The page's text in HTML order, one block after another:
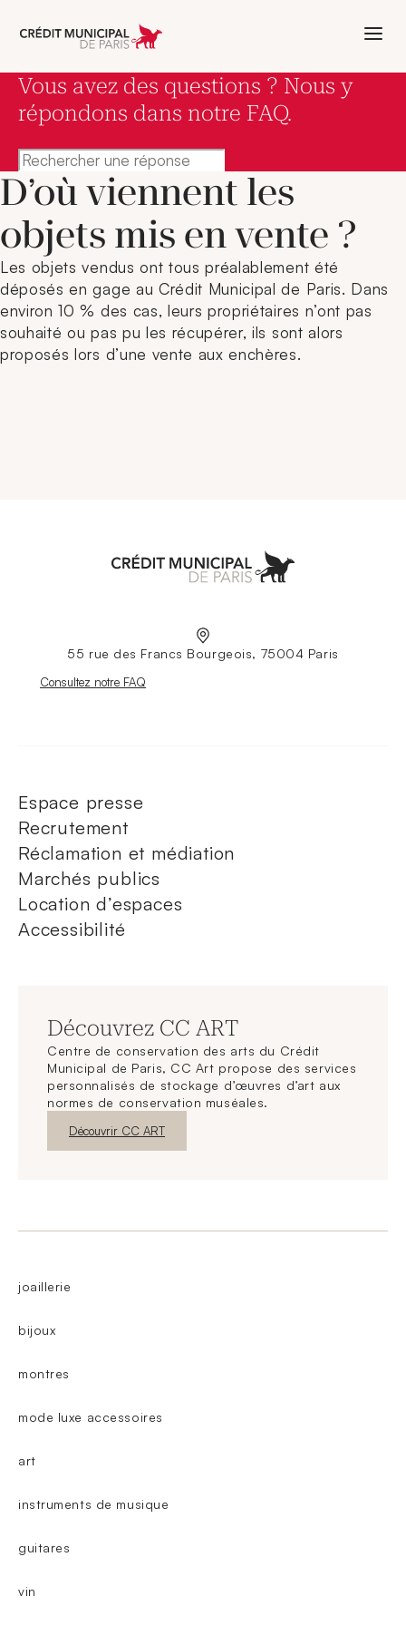
Aller à l'accueil de Crédit Municipal
Vous avez des questions ? Nous y
répondons dans notre FAQ.
Rechercher une réponse
D’où viennent les
objets mis en vente ?
Les objets vendus ont tous préalablement été
déposés en gage au Crédit Municipal de Paris. Dans
environ 10 % des cas, leurs propriétaires n’ont pas
souhaité ou pas pu les récupérer, ils sont alors
proposés lors d’une vente aux enchères.
55 rue des Francs Bourgeois, 75004 Paris
Nouvelle fenêtre
Consultez notre FAQ
Espace presse
Recrutement
Réclamation et médiation
Marchés publics
Location d’espaces
Accessibilité
Découvrez CC ART
Centre de conservation des arts du Crédit
Municipal de Paris, CC Art propose des services
personnalisés de stockage d’œuvres d’art aux
normes de conservation muséales.
Nouvelle fenêtre
Découvrir CC ART
joaillerie
bijoux
montres
mode luxe accessoires
art
instruments de musique
guitares
vin